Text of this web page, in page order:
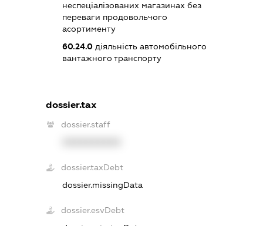
неспеціалізованих магазинах без
переваги продовольчого
асортименту
60.24.0 діяльність автомобільного
вантажного транспорту
dossier.tax
dossier.staff
dossier.taxDebt
dossier.missingData
dossier.esvDebt